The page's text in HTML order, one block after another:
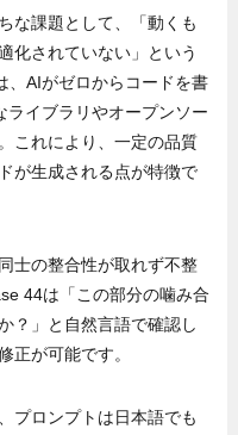
な課題として、「動くも
化されていない」という
、AIがゼロからコードを書
ライブラリやオープンソー
これにより、一定の品質
が生成される点が特徴で
士の整合性が取れず不整
44は「この部分の噛み合
？」と自然言語で確認し
正が可能です。
プロンプトは日本語でも